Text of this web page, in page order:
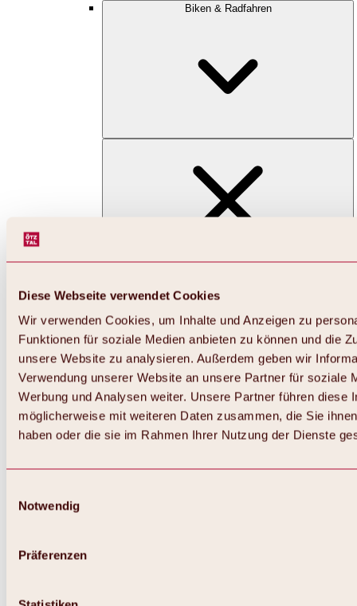
Diese Webseite verwendet Cookies
Wir verwenden Cookies, um Inhalte und Anzeigen zu
Funktionen für soziale Medien anbieten zu können und die
unsere Website zu analysieren. Außerdem geben wir
Verwendung unserer Website an unsere Partner für soziale
Werbung und Analysen weiter. Unsere Partner führen diese
möglicherweise mit weiteren Daten zusammen, die Sie
haben oder die sie im Rahmen Ihrer Nutzung der Dienste
Notwendig
Präferenzen
Biken & Radfahren